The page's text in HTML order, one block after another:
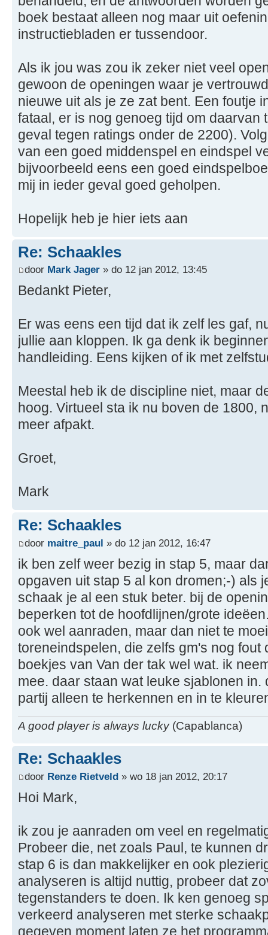
boek bestaat alleen nog maar uit
instructiebladen er tussendoor.
Als ik jou was zou ik zeker niet veel
gewoon de openingen waar je
nieuwe uit als je ze zat bent. Een foutje
fataal, er is nog genoeg tijd om daarvan
geval tegen ratings onder de 2200).
van een goed middenspel en eindspel
bijvoorbeeld eens een goed
mij in ieder geval goed geholpen.
Hopelijk heb je hier iets aan
Re: Schaakles
door Mark Jager » do 12 jan 2012, 13:45
Bedankt Pieter,
Er was eens een tijd dat ik zelf les gaf,
jullie aan kloppen. Ik ga denk ik
handleiding. Eens kijken of ik met
Meestal heb ik de discipline niet, maar
hoog. Virtueel sta ik nu boven de 1800,
meer afpakt.
Groet,
Mark
Re: Schaakles
door maitre_paul » do 12 jan 2012, 16:47
ik ben zelf weer bezig in stap 5, maar
opgaven uit stap 5 al kon dromen;-) als
schaak je al een stuk beter. bij de
beperken tot de hoofdlijnen/grote
ook wel aanraden, maar dan niet te
toreneindspelen, die zelfs gm's nog fout
boekjes van Van der tak wel wat. ik
mee. daar staan wat leuke sjablonen in.
partij alleen te herkennen en in te
A good player is always lucky(Capablanca)
Re: Schaakles
door Renze Rietveld » wo 18 jan 2012, 20:17
Hoi Mark,
ik zou je aanraden om veel en
Probeer die, net zoals Paul, te kunnen
stap 6 is dan makkelijker en ook
analyseren is altijd nuttig, probeer dat
tegenstanders te doen. Ik ken genoeg
verkeerd analyseren met sterke
gegeven moment laten ze het